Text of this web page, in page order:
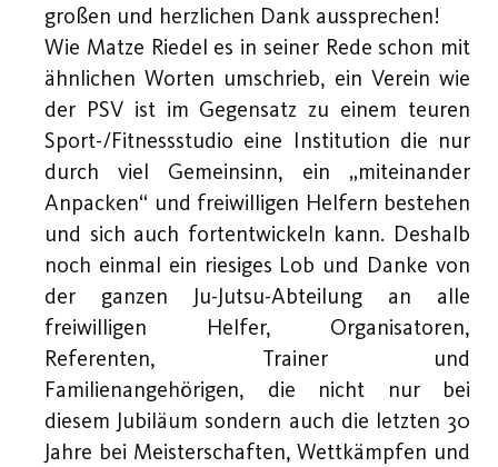
großen und herzlichen Dank aussprechen!
Wie Matze Riedel es in seiner Rede schon mit
ähnlichen Worten umschrieb, ein Verein wie
der PSV ist im Gegensatz zu einem teuren
Sport-/Fitnessstudio eine Institution die nur
durch viel Gemeinsinn, ein „miteinander
Anpacken“ und freiwilligen Helfern bestehen
und sich auch fortentwickeln kann. Deshalb
noch einmal ein riesiges Lob und Danke von
der ganzen Ju-Jutsu-Abteilung an alle
freiwilligen Helfer, Organisatoren,
Referenten, Trainer und
Familienangehörigen, die nicht nur bei
diesem Jubiläum sondern auch die letzten 30
Jahre bei Meisterschaften, Wettkämpfen und